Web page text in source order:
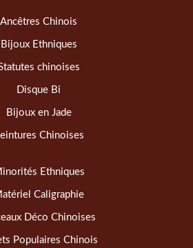
Ancêtres Chinois
Bijoux Ethniques
chinoises
Disque Bi
Bijoux en Jade
Chinoises
Ethniques
Caligraphie
Déco Chinoises
Populaires Chinois